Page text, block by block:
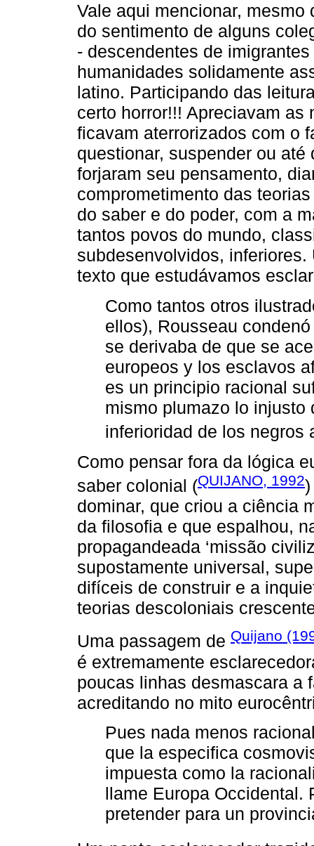
Vale aqui mencionar,
do sentimento de alguns
- descendentes de
humanidades solidamente
latino. Participando das
certo horror!!! Apreciavam
ficavam aterrorizados com o
questionar, suspender ou
forjaram seu pensamento,
comprometimento das
do saber e do poder, com a
tantos povos do mundo,
subdesenvolvidos,
texto que estudávamos
Como tantos otros
ellos), Rousseau
se derivaba de que se
europeos y los esclavos
es un principio racional
mismo plumazo lo injusto
inferioridad de los negros
Como pensar fora da lógica
saber colonial (QUIJANO, 1992
dominar, que criou a ciência
da filosofia e que espalhou,
propagandeada ‘missão
supostamente universal,
difíceis de construir e a
teorias descoloniais
Uma passagem de Quijano
é extremamente
poucas linhas desmascara a
acreditando no mito
Pues nada menos
que la especifica
impuesta como la
llame Europa Occidental.
pretender para un